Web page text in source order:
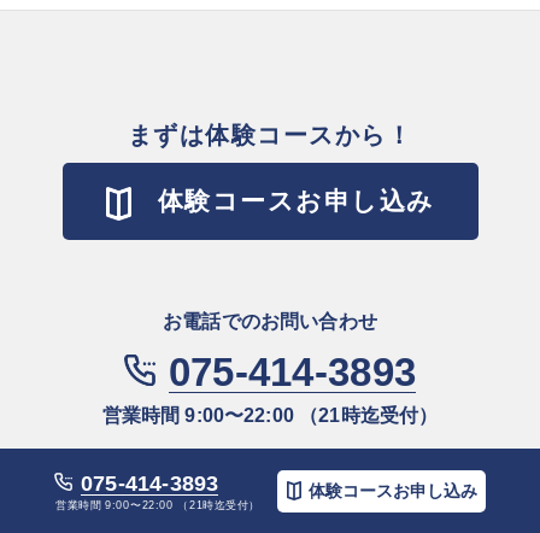
075-414-3893
営業時間 9:00〜22:00 （21時迄受付）
体験コースお申し込み
まずは体験コースから！
体験コースお申し込み
お電話でのお問い合わせ
075-414-3893
営業時間 9:00〜22:00 （21時迄受付）
パーソナルレッスン中はお電話をお受けできないことがございま
す。お⼿数ですが留守番電話にメッセージを残して頂くか、メール